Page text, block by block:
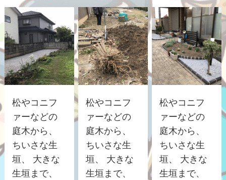
松やコニフ
ァーなどの
庭木から、
ちいさな生
垣、 大きな
生垣まで、
松やコニフ
ァーなどの
庭木から、
ちいさな生
垣、 大きな
生垣まで、
松やコニフ
ァーなどの
庭木から、
ちいさな生
垣、 大きな
生垣まで、